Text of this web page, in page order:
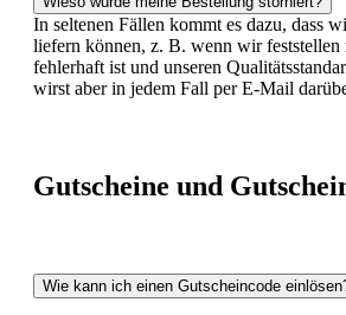
In seltenen Fällen kommt es dazu, dass
liefern können, z. B. wenn wir feststellen
fehlerhaft ist und unseren
wirst aber in jedem Fall per E-Mail
Gutscheine und
Wie kann ich einen Gutscheincode